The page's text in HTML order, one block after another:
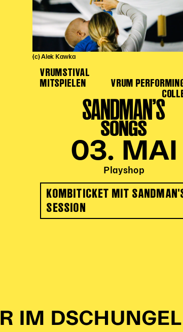
(c) Alek Kawka
VRUMSTIVAL
MITSPIELEN
VRUM
SANDMAN’S
SONGS
03. MAI
Playshop
KOMBITICKET MIT
SESSION
IM DSCHUNGEL